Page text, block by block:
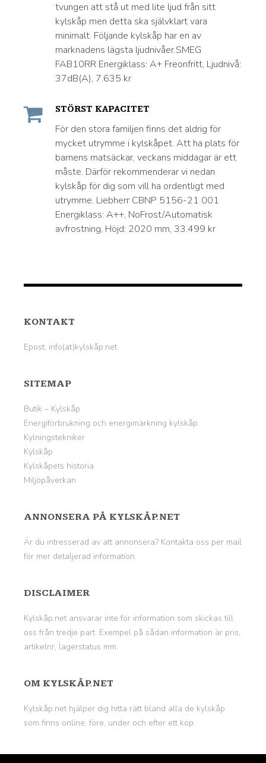
tvungen att stå ut med lite ljud från sitt
kylskåp men detta ska självklart vara
minimalt. Följande kylskåp har en av
marknadens lägsta ljudnivåer.SMEG
FAB10RR Energiklass: A+ Freonfritt, Ljudnivå:
37dB(A), 7.635 kr
STÖRST KAPACITET
För den stora familjen finns det aldrig för
mycket utrymme i kylskåpet. Att ha plats för
barnens matsäckar, veckans middagar är ett
måste. Därför rekommenderar vi nedan
kylskåp för dig som vill ha ordentligt med
utrymme. Liebherr CBNP 5156-21 001
Energiklass: A++, NoFrost/Automatisk
avfrostning, Höjd: 2020 mm, 33.499 kr
KONTAKT
Epost: info(at)kylskåp.net
SITEMAP
Butik – Kylskåp
Energiförbrukning och energimärkning kylskåp
Kylningstekniker
Kylskåp
Kylskåpets historia
Miljöpåverkan
ANNONSERA PÅ KYLSKÅP.NET
Är du intresserad av att annonsera? Kontakta oss per mail
för mer detaljerad information.
DISCLAIMER
Kylskåp.net ansvarar inte för information som skickas till
oss från tredje part. Exempel på sådan information är pris,
artikelnr, lagerstatus mm.
OM KYLSKÅP.NET
Kylskåp.net hjälper dig hitta rätt bland alla de kylskåp
som finns online, före, under och efter ett köp.